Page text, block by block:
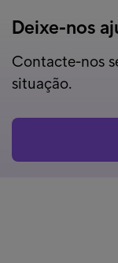
Deixe-nos
Contacte-nos
situação.